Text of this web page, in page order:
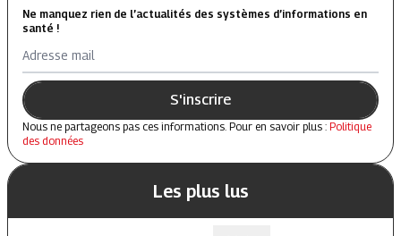
Ne manquez rien de l’actualités des systèmes d’informations en
santé !
Adresse mail
S'inscrire
Nous ne partageons pas ces informations. Pour en savoir plus : Politique
des données
Les plus lus